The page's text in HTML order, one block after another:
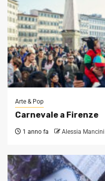
Arte & Pop
Carnevale a Firenze
1 anno fa Alessia Mancini